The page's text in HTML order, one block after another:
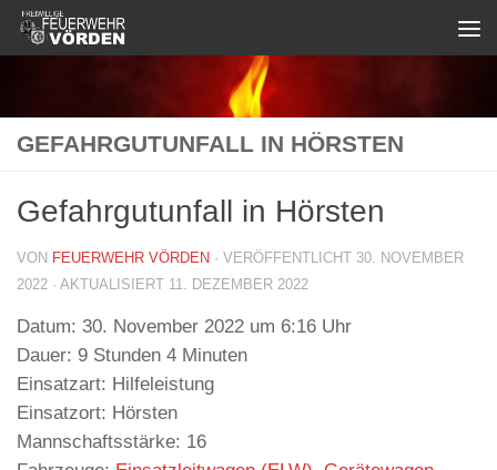
Zum Inhalt springen
GEFAHRGUTUNFALL IN HÖRSTEN
Gefahrgutunfall in Hörsten
VON FEUERWEHR VÖRDEN · VERÖFFENTLICHT 30. NOVEMBER
2022 · AKTUALISIERT 11. DEZEMBER 2022
Datum: 30. November 2022 um 6:16 Uhr
Dauer: 9 Stunden 4 Minuten
Einsatzart: Hilfeleistung
Einsatzort: Hörsten
Mannschaftsstärke: 16